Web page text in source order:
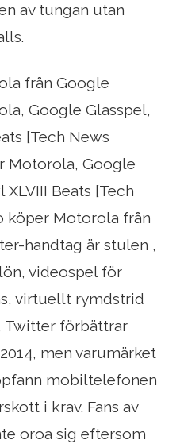
av tungan utan
från Google
Google Glasspel,
[Tech News
Motorola, Google
Beats [Tech
köper Motorola från
handtag är stulen ,
videospel för
virtuellt rymdstrid
Twitter förbättrar
men varumärket
mobiltelefonen
i krav. Fans av
oroa sig eftersom